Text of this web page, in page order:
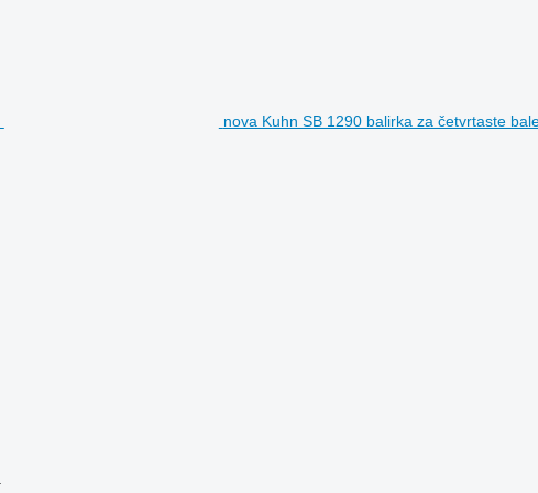
nova Kuhn SB 1290 balirka za četvrtaste